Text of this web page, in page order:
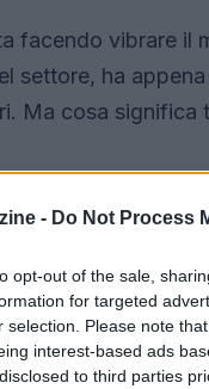
- Do Not Process
opt-out of the sale,
for targeted
selection. Please note
interest-based ads
to third parties
facendo vibrare il
settore, ha
Ma cosa significa